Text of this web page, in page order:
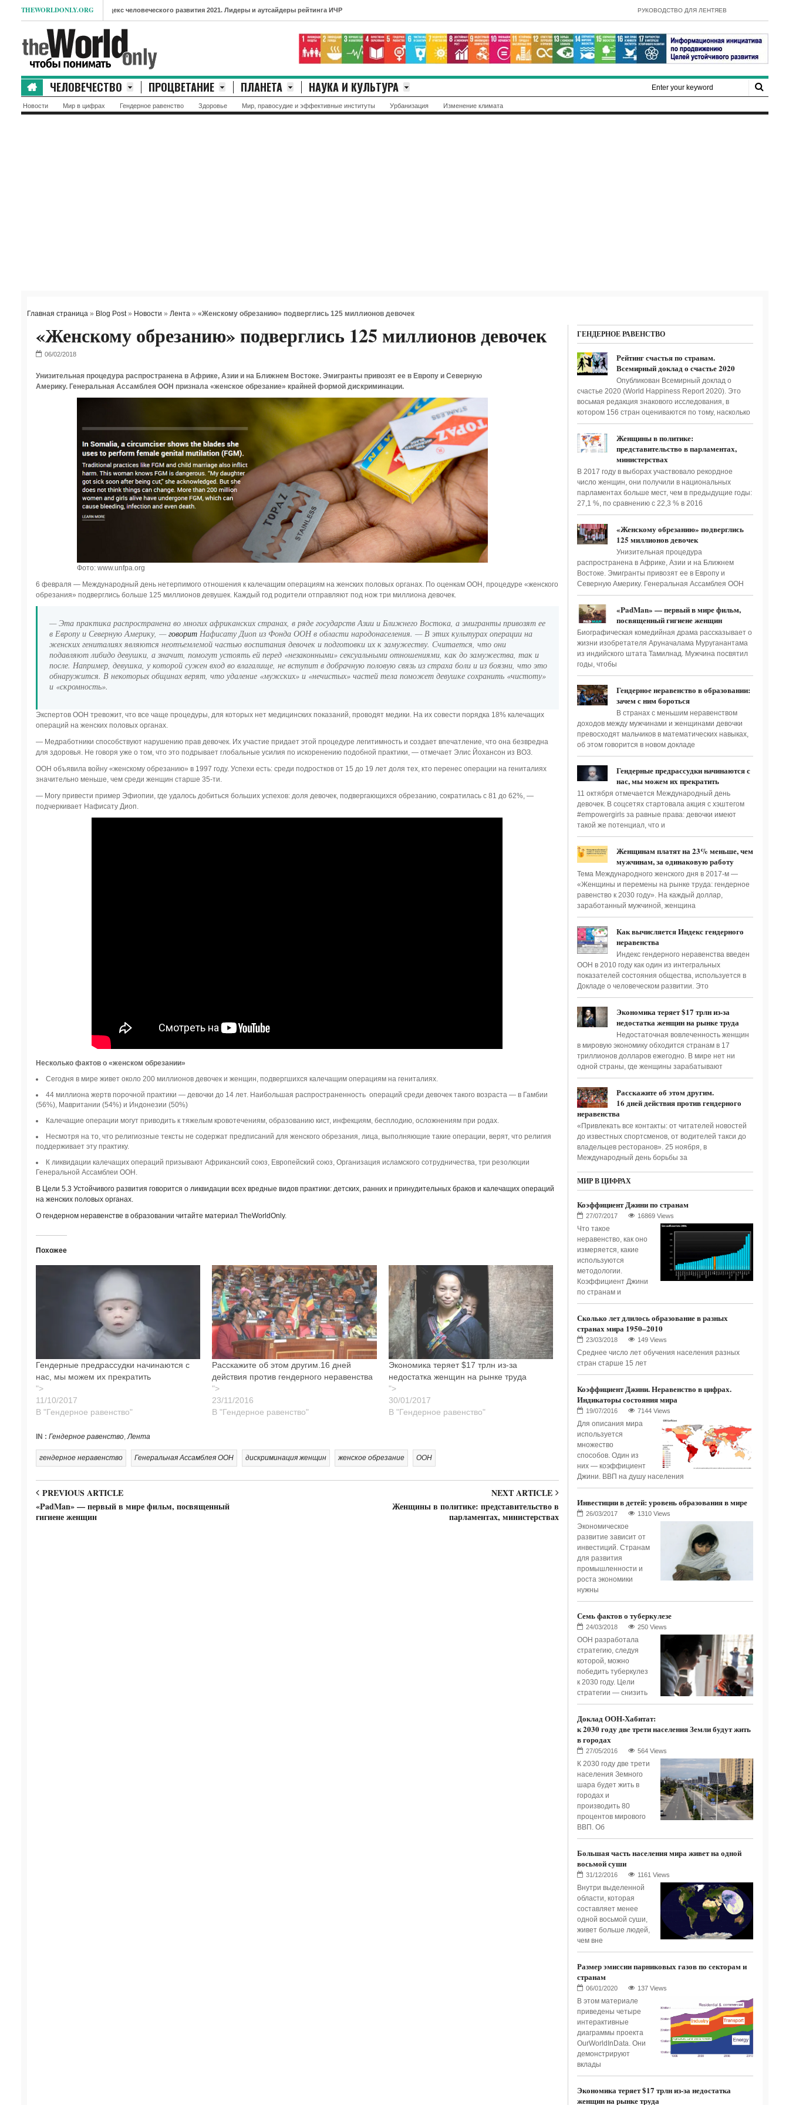
THEWORLDONLY.ORG
- Индекс человеческого развития 2021. Лидеры и аутсайдеры рейтинга ИЧР - E-Government Development Index 2022
РУКОВОДСТВО ДЛЯ ЛЕНТЯЕВ
ЧЕЛОВЕЧЕСТВО ПРОЦВЕТАНИЕ ПЛАНЕТА НАУКА И КУЛЬТУРА
Новости Мир в цифрах Гендерное равенство Здоровье Мир, правосудие и эффективные институты Урбанизация Изменение климата
Главная страница» Blog Post» Новости » Лента» «Женскому обрезанию» подверглись 125 миллионов девочек
«Женскому обрезанию» подверглись 125 миллионов девочек
Унизительная процедура распространена в Африке, Азии и на Ближнем Востоке. Эмигранты привозят ее в Европу и Северную
Америку. Генеральная Ассамблея ООН признала «женское обрезание» крайней формой дискриминации.
Фото: www.unfpa.org
6 февраля — Международный день нетерпимого отношения к калечащим операциям на женских половых органах. По оценкам ООН, процедуре «женского
обрезания» подверглись больше 125 миллионов девушек. Каждый год родители отправляют под нож три миллиона девочек.
— Эта практика распространена во многих африканских странах, в ряде государств Азии и Ближнего Востока, а эмигранты привозят ее
в Европу и Северную Америку, —говоритНафисату Диоп из Фонда ООН в области народонаселения. — В этих культурах операции на
женских гениталиях являются неотъемлемой частью воспитания девочек и подготовки их к замужеству. Считается, что они
подавляют либидо девушки, а значит, помогут устоять ей перед «незаконными» сексуальными отношениями, как до замужества, так и
после. Например, девушка, у которой сужен вход во влагалище, не вступит в добрачную половую связь из страха боли и из боязни, что это
обнаружится. В некоторых общинах верят, что удаление «мужских» и «нечистых» частей тела поможет девушке сохранить «чистоту»
и «скромность».
Экспертов ООН тревожит, что все чаще процедуры, для которых нет медицинских показаний, проводят медики. На их совести порядка 18% калечащих
операций на женских половых органах.
— Медработники способствуют нарушению прав девочек. Их участие придает этой процедуре легитимность и создает впечатление, что она безвредна
для здоровья. Не говоря уже о том, что это подрывает глобальные усилия по искоренению подобной практики, — отмечает Элис Йохансон из ВОЗ.
ООН объявила войну «женскому обрезанию» в 1997 году. Успехи есть: среди подростков от 15 до 19 лет доля тех, кто перенес операции на гениталиях
значительно меньше, чем среди женщин старше 35-ти.
— Могу привести пример Эфиопии, где удалось добиться больших успехов: доля девочек, подвергающихся обрезанию, сократилась с 81 до 62%, —
подчеркивает Нафисату Диоп.
Несколько фактов о «женском обрезании»
Сегодня в мире живет около 200 миллионов девочек и женщин, подвергшихся калечащим операциям на гениталиях.
44 миллиона жертв порочной практики — девочки до 14 лет. Наибольшая распространенность операций среди девочек такого возраста — в Гамбии
(56%), Мавритании (54%) и Индонезии (50%)
Калечащие операции могут приводить к тяжелым кровотечениям, образованию кист, инфекциям, бесплодию, осложнениям при родах.
Несмотря на то, что религиозные тексты не содержат предписаний для женского обрезания, лица, выполняющие такие операции, верят, что религия
поддерживает эту практику.
К ликвидации калечащих операций призывают Африканский союз, Европейский союз, Организация исламского сотрудничества, три резолюции
Генеральной Ассамблеи ООН.
В Цели 5.3 Устойчивого развития говорится о ликвидации всех вредные видов практики: детских, ранних и принудительных браков и калечащих операций
на женских половых органах.
О гендерном неравенстве в образовании читайте материал TheWorldOnly.
Похожее
Гендерные предрассудки начинаются с
нас, мы можем их прекратить
">
В "Гендерное равенство"
Расскажите об этом другим.16 дней
действия против гендерного неравенства
">
В "Гендерное равенство"
Экономика теряет $17 трлн из-за
недостатка женщин на рынке труда
">
В "Гендерное равенство"
IN : Гендерное равенство,Лента
гендерное неравенство Генеральная Ассамблея ООН дискриминация женщин женское обрезание ООН
PREVIOUS ARTICLE
«PadMan» — первый в мире фильм, посвященный
гигиене женщин
NEXT ARTICLE
Женщины в политике: представительство в
парламентах, министерствах
ГЕНДЕРНОЕ РАВЕНСТВО
Рейтинг счастья по странам.
Всемирный доклад о счастье 2020
Опубликован Всемирный доклад о
счастье 2020 (World Happiness Report 2020). Это
восьмая редакция знакового исследования, в
котором 156 стран оцениваются по тому, насколько
Женщины в политике:
представительство в парламентах,
министерствах
В 2017 году в выборах участвовало рекордное
число женщин, они получили в национальных
парламентах больше мест, чем в предыдущие годы:
27,1 %, по сравнению с 22,3 % в 2016
«Женскому обрезанию» подверглись
125 миллионов девочек
Унизительная процедура
распространена в Африке, Азии и на Ближнем
Востоке. Эмигранты привозят ее в Европу и
Северную Америку. Генеральная Ассамблея ООН
«PadMan» — первый в мире фильм,
посвященный гигиене женщин
Биографическая комедийная драма рассказывает о
жизни изобретателя Аруначалама Муруганантама
из индийского штата Тамилнад. Мужчина посвятил
годы, чтобы
Гендерное неравенство в образовании:
зачем с ним бороться
В странах с меньшим неравенством
доходов между мужчинами и женщинами девочки
превосходят мальчиков в математических навыках,
об этом говорится в новом докладе
Гендерные предрассудки начинаются с
нас, мы можем их прекратить
11 октября отмечается Международный день
девочек. В соцсетях стартовала акция с хэштегом
#‎empowergirls‬ за равные права: девочки имеют
такой же потенциал, что и
Женщинам платят на 23% меньше, чем
мужчинам, за одинаковую работу
Тема Международного женского дня в 2017-м —
«Женщины и перемены на рынке труда: гендерное
равенство к 2030 году». На каждый доллар,
заработанный мужчиной, женщина
Как вычисляется Индекс гендерного
неравенства
Индекс гендерного неравенства введен
ООН в 2010 году как один из интегральных
показателей состояния общества, используется в
Докладе о человеческом развитии. Это
Экономика теряет $17 трлн из-за
недостатка женщин на рынке труда
Недостаточная вовлеченность женщин
в мировую экономику обходится странам в 17
триллионов долларов ежегодно. В мире нет ни
одной страны, где женщины зарабатывают
Расскажите об этом другим.
16 дней действия против гендерного
неравенства
«Привлекать все контакты: от читателей новостей
до известных спортсменов, от водителей такси до
владельцев ресторанов». 25 ноября, в
Международный день борьбы за
МИР В ЦИФРАХ
Коэффициент Джини по странам
16869 Views
Что такое
неравенство, как оно
измеряется, какие
используются
методологии.
Коэффициент Джини
по странам и
Сколько лет длилось образование в разных
странах мира 1950–2010
149 Views
Среднее число лет обучения населения разных
стран старше 15 лет
Коэффициент Джини. Неравенство в цифрах.
Индикаторы состояния мира
7144 Views
Для описания мира
используется
множество
способов. Один из
них — коэффициент
Джини. ВВП на душу населения
Инвестиции в детей: уровень образования в мире
1310 Views
Экономическое
развитие зависит от
инвестиций. Странам
для развития
промышленности и
роста экономики
нужны
Семь фактов о туберкулезе
250 Views
ООН разработала
стратегию, следуя
которой, можно
победить туберкулез
к 2030 году. Цели
стратегии — снизить
Доклад ООН-Хабитат:
к 2030 году две трети населения Земли будут жить
в городах
564 Views
К 2030 году две трети
населения Земного
шара будет жить в
городах и
производить 80
процентов мирового
ВВП. Об
Большая часть населения мира живет на одной
восьмой суши
1161 Views
Внутри выделенной
области, которая
составляет менее
одной восьмой суши,
живет больше людей,
чем вне
Размер эмиссии парниковых газов по секторам и
странам
137 Views
В этом материале
приведены четыре
интерактивные
диаграммы проекта
OurWorldInData. Они
демонстрируют
вклады
Экономика теряет $17 трлн из-за недостатка
женщин на рынке труда